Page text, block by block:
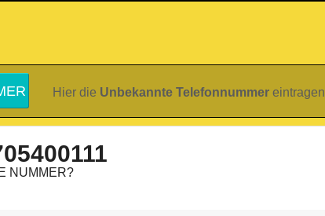
Hier die Unbekannte Telefonnummer eintragen
NUMMER?